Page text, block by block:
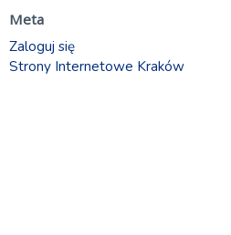
Meta
Zaloguj się
Strony Internetowe Kraków